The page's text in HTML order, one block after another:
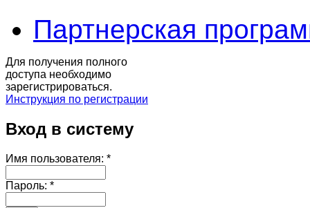
Партнерская
Для получения полного
доступа необходимо
зарегистрироваться.
Инструкция по регистрации
Вход в систему
Имя пользователя: *
Пароль: *